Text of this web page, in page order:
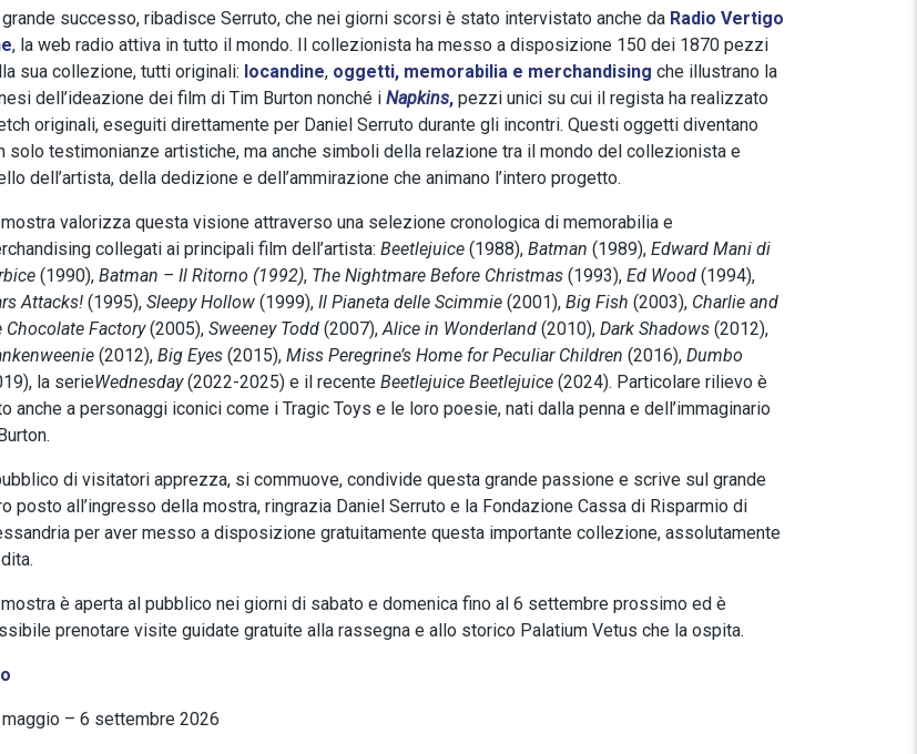
grande successo, ribadisce Serruto, che nei giorni scorsi è stato intervistato anche da Radio Vertigo
, la web radio attiva in tutto il mondo. Il collezionista ha messo a disposizione 150 dei 1870 pezzi
sua collezione, tutti originali: locandine, oggetti, memorabilia e merchandising che illustrano la
dell’ideazione dei film di Tim Burton nonché i Napkins, pezzi unici su cui il regista ha realizzato
originali, eseguiti direttamente per Daniel Serruto durante gli incontri. Questi oggetti diventano
solo testimonianze artistiche, ma anche simboli della relazione tra il mondo del collezionista e
dell’artista, della dedizione e dell’ammirazione che animano l’intero progetto.
valorizza questa visione attraverso una selezione cronologica di memorabilia e
collegati ai principali film dell’artista: Beetlejuice (1988), Batman (1989), Edward Mani di
(1990), Batman – Il Ritorno (1992), The Nightmare Before Christmas (1993), Ed Wood (1994),
Attacks! (1995), Sleepy Hollow (1999), Il Pianeta delle Scimmie (2001), Big Fish (2003), Charlie and
Chocolate Factory(2005), Sweeney Todd (2007), Alice in Wonderland (2010), Dark Shadows (2012),
(2012), Big Eyes (2015), Miss Peregrine’s Home for Peculiar Children (2016), Dumbo
la serieWednesday(2022-2025) e il recente Beetlejuice Beetlejuice (2024). Particolare rilievo è
anche a personaggi iconici come i Tragic Toys e le loro poesie, nati dalla penna e dell’immaginario
di visitatori apprezza, si commuove, condivide questa grande passione e scrive sul grande
posto all’ingresso della mostra, ringrazia Daniel Serruto e la Fondazione Cassa di Risparmio di
per aver messo a disposizione gratuitamente questa importante collezione, assolutamente
è aperta al pubblico nei giorni di sabato e domenica fino al 6 settembre prossimo ed è
prenotare visite guidate gratuite alla rassegna e allo storico Palatium Vetus che la ospita.
– 6 settembre 2026